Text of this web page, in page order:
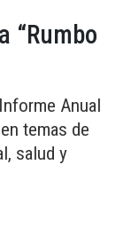
“Rumbo
Anual
temas de
salud y